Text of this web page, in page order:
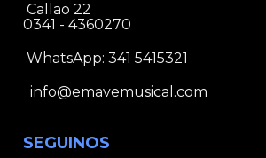
Callao 22
0341 - 4360270
WhatsApp: 341 5415321
info@emavemusical.com
SEGUINOS